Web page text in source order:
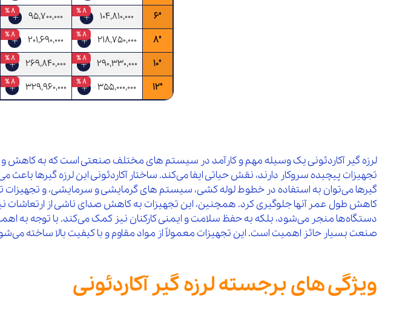
"6
8 % 104,810,000
8 % 95,700,000
"8
8 % 218,750,000
8 % 201,690,000
"10
8 % 290,330,000
8 % 269,840,000
"12
8 % 355,000,000
8 % 329,960,000
لرزه‌ گیر آکاردئونی یک وسیله مهم و کارآمد در سیستم‌ های مختلف صنعتی است که به کاهش
تجهیزات پیچیده سروکار دارند، نقش حیاتی ایفا می‌کند. ساختار آکاردئونی این لرزه‌ گیرها
گیرها می‌توان به استفاده در خطوط لوله‌ کشی، سیستم‌ های گرمایشی و سرمایشی، و تجهیزات
کاهش طول عمر آنها جلوگیری کرد. همچنین، این تجهیزات به کاهش صدای ناشی از ارتعاشات نیز
دستگاه‌ها منجر می‌شود، بلکه به حفظ سلامت و ایمنی کارکنان نیز کمک می‌کند. با توجه به
صنعت بسیار حائز اهمیت است. این تجهیزات معمولاً از مواد مقاوم و با کیفیت بالا ساخته
ویژگی‌ های برجسته لرزه گیر آکاردئونی